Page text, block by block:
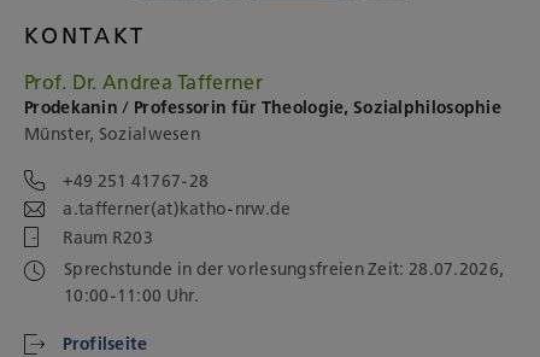
KONTAKT
Prof. Dr. Andrea Tafferner
Prodekanin / Professorin für Theologie, Sozialphilosophie
Münster, Sozialwesen
+49 251 41767-28
a.tafferner(at)katho-nrw.de
Raum R203
Sprechstunde in der vorlesungsfreien Zeit: 28.07.2026,
10:00-11:00 Uhr.
Profilseite